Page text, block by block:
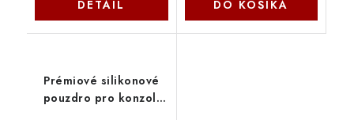
DETAIL DO KOŠÍKA
Prémiové silikonové
pouzdro pro konzoli